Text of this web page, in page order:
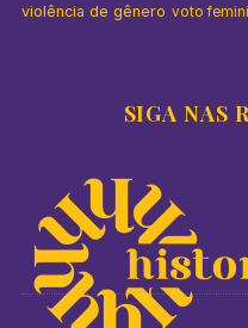
violência de gênero voto
SIGA NAS